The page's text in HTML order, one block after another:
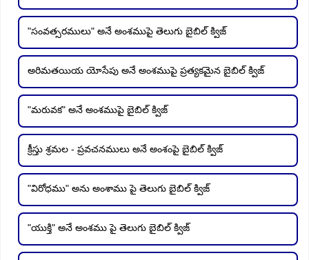
"సంవత్సరములు" అనే అంశముపై తెలుగు బైబిల్ క్విజ్
అరిమతయియ యోసేపు అనే అంశముపై ప్రత్యకమైన బైబిల్ క్విజ్
"మరువక" అనే అంశముపై బైబిల్ క్విజ్
క్రీస్తు శ్రమల - ప్రవచనములు అనే అంశంపై బైబిల్ క్విజ్
"విరోధము" అను అంశాము పై తెలుగు బైబిల్ క్విజ్
"యుక్తి" అనే అంశము పై తెలుగు బైబిల్ క్విజ్